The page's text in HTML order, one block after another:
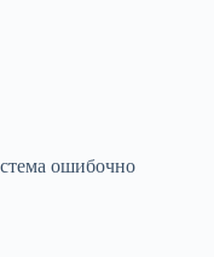
ошибочно